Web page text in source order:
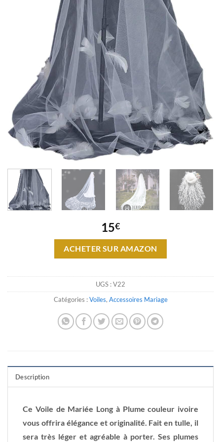
15€
ACHETER SUR AMAZON
UGS :V22
Catégories :Voiles, Accessoires Mariage
Description
Ce Voile de Mariée Long à Plume couleur ivoire
vous offrira élégance et originalité. Fait en tulle, il
sera très léger et agréable à porter. Ses plumes